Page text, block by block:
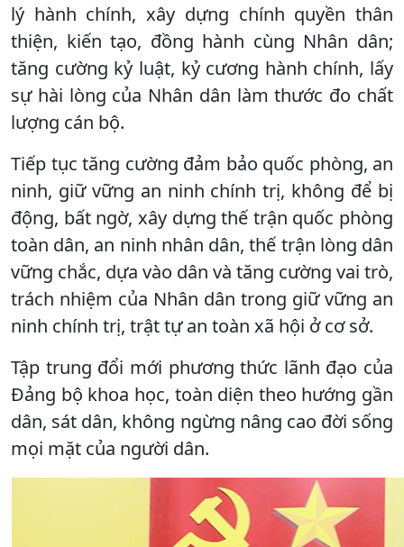
lý hành chính, xây dựng chính quyền thân
thiện, kiến tạo, đồng hành cùng Nhân dân;
tăng cường kỷ luật, kỷ cương hành chính, lấy
sự hài lòng của Nhân dân làm thước đo chất
lượng cán bộ.
Tiếp tục tăng cường đảm bảo quốc phòng, an
ninh, giữ vững an ninh chính trị, không để bị
động, bất ngờ, xây dựng thế trận quốc phòng
toàn dân, an ninh nhân dân, thế trận lòng dân
vững chắc, dựa vào dân và tăng cường vai trò,
trách nhiệm của Nhân dân trong giữ vững an
ninh chính trị, trật tự an toàn xã hội ở cơ sở.
Tập trung đổi mới phương thức lãnh đạo của
Đảng bộ khoa học, toàn diện theo hướng gần
dân, sát dân, không ngừng nâng cao đời sống
mọi mặt của người dân.